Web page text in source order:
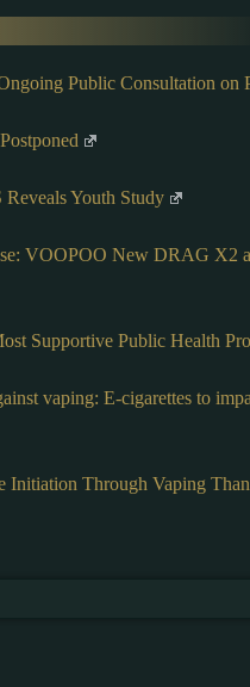
Public Consultation on
Youth Study
VOOPOO New DRAG X2
Supportive Public Health
vaping: E-cigarettes to
Initiation Through Vaping